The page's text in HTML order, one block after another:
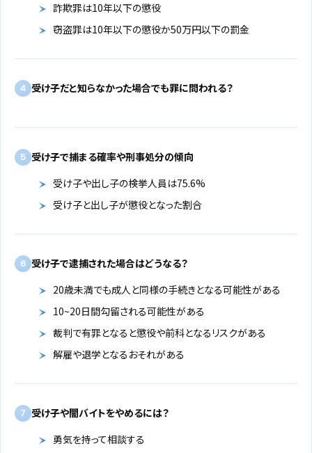
詐欺罪は10年以下の懲役
窃盗罪は10年以下の懲役か50万円以下の罰金
4 受け子だと知らなかった場合でも罪に問われる？
5 受け子で捕まる確率や刑事処分の傾向
受け子や出し子の検挙人員は75.6%
受け子と出し子が懲役となった割合
6 受け子で逮捕された場合はどうなる？
20歳未満でも成人と同様の手続きとなる可能性がある
10~20日間勾留される可能性がある
裁判で有罪となると懲役や前科となるリスクがある
解雇や退学となるおそれがある
7 受け子や闇バイトをやめるには？
勇気を持って相談する